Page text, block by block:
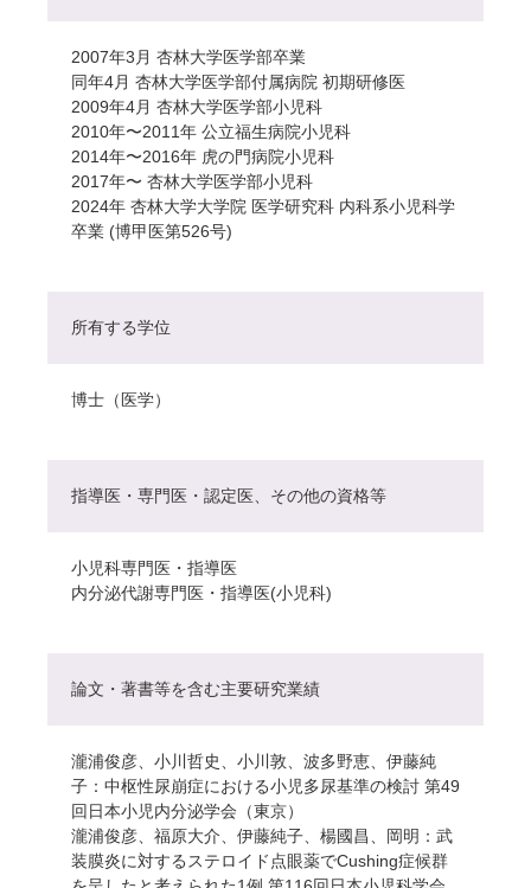
2007年3月 杏林大学医学部卒業
同年4月 杏林大学医学部付属病院 初期研修医
2009年4月 杏林大学医学部小児科
2010年〜2011年 公立福生病院小児科
2014年〜2016年 虎の門病院小児科
2017年〜 杏林大学医学部小児科
2024年 杏林大学大学院 医学研究科 内科系小児科学
卒業 (博甲医第526号)
所有する学位
博士（医学）
指導医・専門医・認定医、その他の資格等
小児科専門医・指導医
内分泌代謝専門医・指導医(小児科)
論文・著書等を含む主要研究業績
瀧浦俊彦、小川哲史、小川敦、波多野恵、伊藤純
子：中枢性尿崩症における小児多尿基準の検討 第49
回日本小児内分泌学会（東京）
瀧浦俊彦、福原大介、伊藤純子、楊國昌、岡明：武
装膜炎に対するステロイド点眼薬でCushing症候群